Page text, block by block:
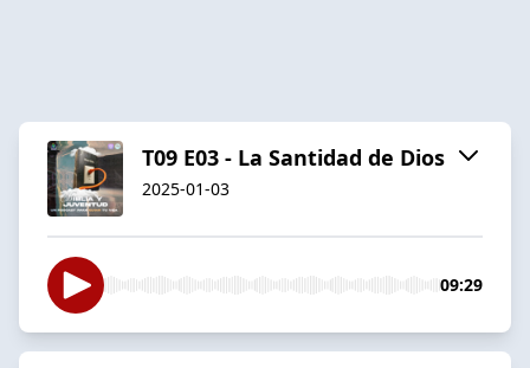
T09 E03 - La Santidad de Dios
2025-01-03
09:29